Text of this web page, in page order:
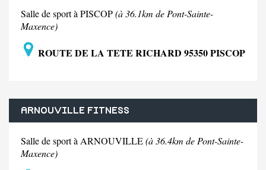
Salle de sport à PISCOP(à 36.1km de Pont-Sainte-
Maxence)
ROUTE DE LA TETE RICHARD 95350 PISCOP
ARNOUVILLE FITNESS
Salle de sport à ARNOUVILLE(à 36.4km de Pont-Sainte-
Maxence)